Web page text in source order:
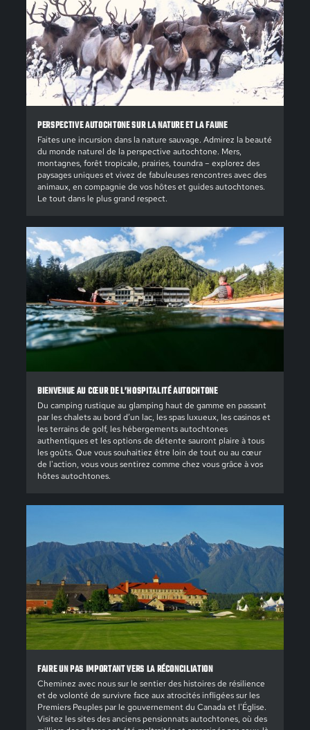
PERSPECTIVE AUTOCHTONE SUR LA NATURE ET LA FAUNE
Faites une incursion dans la nature sauvage. Admirez la beauté
du monde naturel de la perspective autochtone. Mers,
montagnes, forêt tropicale, prairies, toundra – explorez des
paysages uniques et vivez de fabuleuses rencontres avec des
animaux, en compagnie de vos hôtes et guides autochtones.
Le tout dans le plus grand respect.
BIENVENUE AU CŒUR DE L’HOSPITALITÉ AUTOCHTONE
Du camping rustique au glamping haut de gamme en passant
par les chalets au bord d’un lac, les spas luxueux, les casinos et
les terrains de golf, les hébergements autochtones
authentiques et les options de détente sauront plaire à tous
les goûts. Que vous souhaitiez être loin de tout ou au cœur
de l'action, vous vous sentirez comme chez vous grâce à vos
hôtes autochtones.
FAIRE UN PAS IMPORTANT VERS LA RÉCONCILIATION
Cheminez avec nous sur le sentier des histoires de résilience
et de volonté de survivre face aux atrocités infligées sur les
Premiers Peuples par le gouvernement du Canada et l'Église.
Visitez les sites des anciens pensionnats autochtones, où des